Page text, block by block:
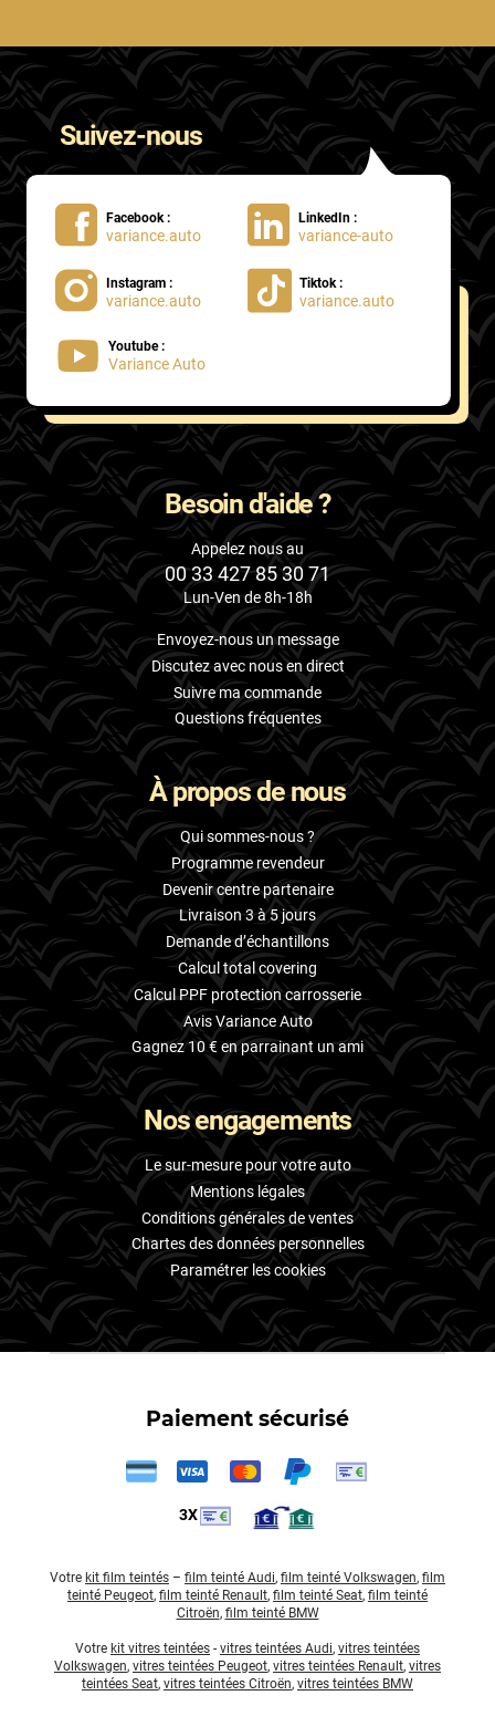
Suivez-nous
Facebook :
variance.auto
LinkedIn :
variance-auto
Instagram :
variance.auto
Tiktok :
variance.auto
Youtube :
Variance Auto
Besoin d'aide ?
Appelez nous au
00 33 427 85 30 71
Lun-Ven de 8h-18h
Envoyez-nous un message
Discutez avec nous en direct
Suivre ma commande
Questions fréquentes
À propos de nous
Qui sommes-nous ?
Programme revendeur
Devenir centre partenaire
Livraison 3 à 5 jours
Demande d’échantillons
Calcul total covering
Calcul PPF protection carrosserie
Avis Variance Auto
Gagnez 10 € en parrainant un ami
Nos engagements
Le sur-mesure pour votre auto
Mentions légales
Conditions générales de ventes
Chartes des données personnelles
Paramétrer les cookies
Paiement sécurisé
3X
Votre kit film teintés – film teinté Audi, film teinté Volkswagen, film
teinté Peugeot, film teinté Renault, film teinté Seat, film teinté
Citroën, film teinté BMW
Votre kit vitres teintées - vitres teintées Audi, vitres teintées
Volkswagen, vitres teintées Peugeot, vitres teintées Renault, vitres
teintées Seat, vitres teintées Citroën, vitres teintées BMW